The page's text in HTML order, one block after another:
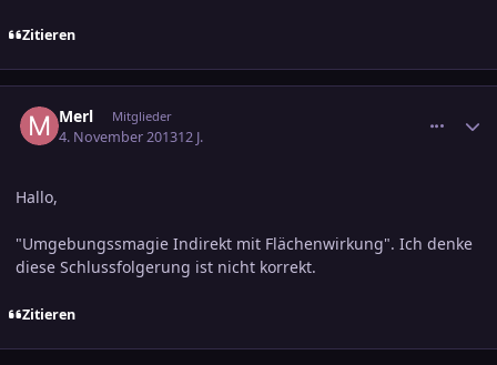
Zitieren
Merl Mitglieder
4. November 201312 J.
Hallo,
"Umgebungssmagie Indirekt mit Flächenwirkung". Ich denke
diese Schlussfolgerung ist nicht korrekt.
Zitieren